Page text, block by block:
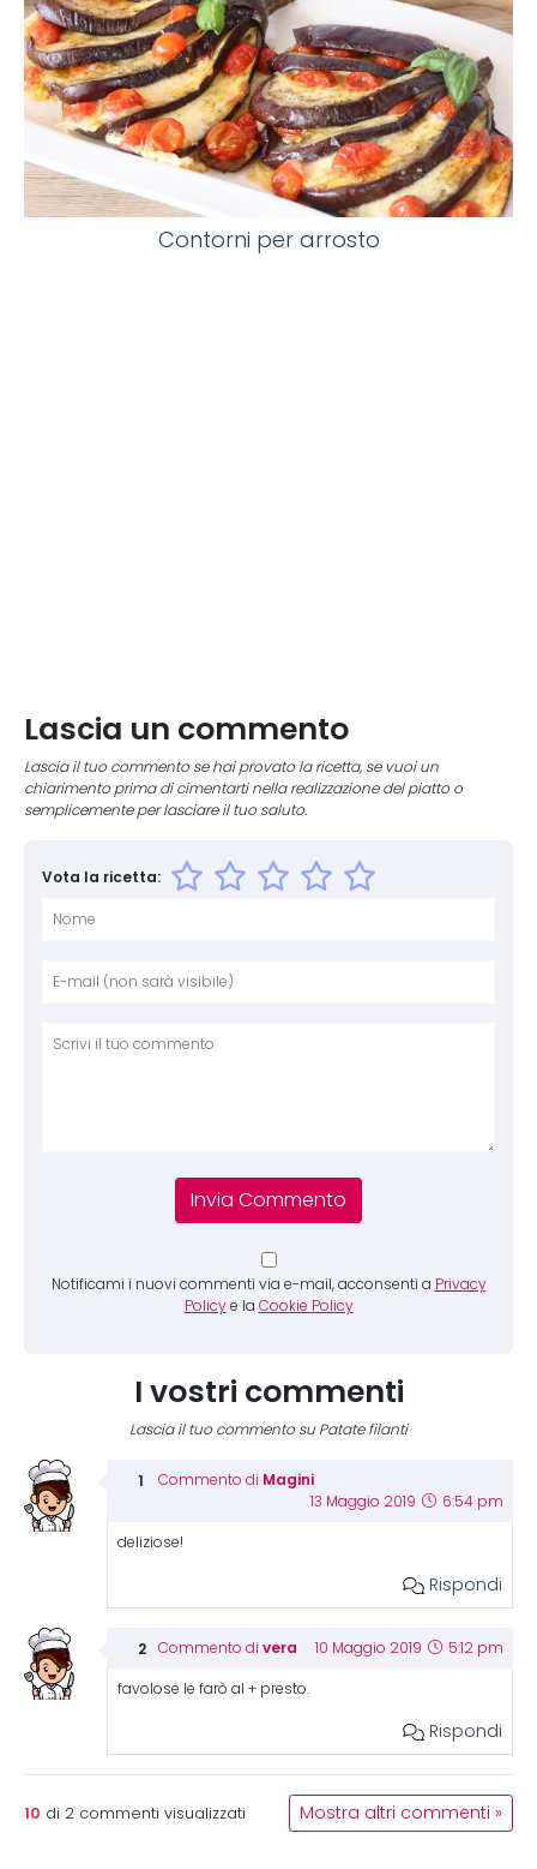
Contorni per arrosto
Lascia un commento
Lascia il tuo commento se hai provato la ricetta, se vuoi un
chiarimento prima di cimentarti nella realizzazione del piatto o
semplicemente per lasciare il tuo saluto.
Vota la ricetta:
Notificami i nuovi commenti via e-mail, acconsenti a Privacy
Policy e la Cookie Policy
I vostri commenti
Lascia il tuo commento su Patate filanti
Commento di Magini
13 Maggio 2019 6:54 pm
deliziose!
Rispondi
Commento di vera 10 Maggio 2019 5:12 pm
favolose le farò al + presto.
Rispondi
10 di 2 commenti visualizzati Mostra altri commenti »